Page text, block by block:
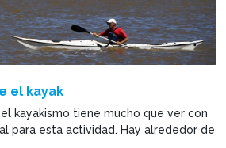
el kayak
kayakismo tiene mucho que ver con
para esta actividad. Hay alrededor de